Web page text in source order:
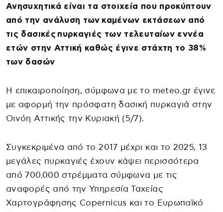
Ανησυχητικά είναι τα στοιχεία που προκύπτουν
από την ανάλυση των καμένων εκτάσεων από
τις δασικές πυρκαγιές των τελευταίων εννέα
ετών στην Αττική καθώς έγινε στάχτη το 38%
των δασών
Η επικαιροποίηση, σύμφωνα με το meteo.gr έγινε
με αφορμή την πρόσφατη δασική πυρκαγιά στην
Οινόη Αττικής την Κυριακή (5/7).
Συγκεκριμένα από το 2017 μέχρι και το 2025, 13
μεγάλες πυρκαγιές έχουν κάψει περισσότερα
από 700.000 στρέμματα σύμφωνα με τις
αναφορές από την Υπηρεσία Ταχείας
Χαρτογράφησης Copernicus και το Ευρωπαϊκό